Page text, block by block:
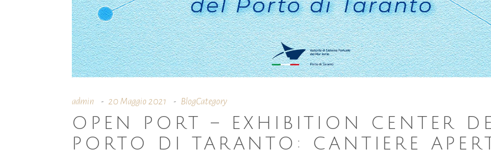
admin 20 Maggio 2021 BlogCategory
OPEN PORT – EXHIBITION CENTER
PORTO DI TARANTO: CANTIERE